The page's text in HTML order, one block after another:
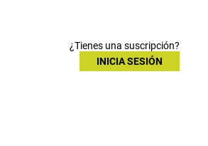
¿Tienes una suscripción?
INICIA SESIÓN